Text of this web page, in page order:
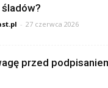
- 27 czerwca 2026
przed